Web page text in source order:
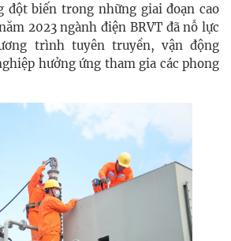
đột biến trong những giai đoạn cao
2023 ngành điện BRVT đã nỗ lực
trình tuyên truyền, vận động
hưởng ứng tham gia các phong